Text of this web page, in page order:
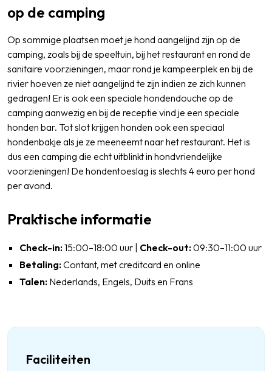
op de camping
Op sommige plaatsen moet je hond aangelijnd zijn op de
camping, zoals bij de speeltuin, bij het restaurant en rond de
sanitaire voorzieningen, maar rond je kampeerplek en bij de
rivier hoeven ze niet aangelijnd te zijn indien ze zich kunnen
gedragen! Er is ook een speciale hondendouche op de
camping aanwezig en bij de receptie vind je een speciale
honden bar. Tot slot krijgen honden ook een speciaal
hondenbakje als je ze meeneemt naar het restaurant. Het is
dus een camping die echt uitblinkt in hondvriendelijke
voorzieningen! De hondentoeslag is slechts 4 euro per hond
per avond.
Praktische informatie
Check-in:15:00–18:00 uur | Check-out:09:30–11:00 uur
Betaling:Contant, met creditcard en online
Talen: Nederlands, Engels, Duits en Frans
Faciliteiten